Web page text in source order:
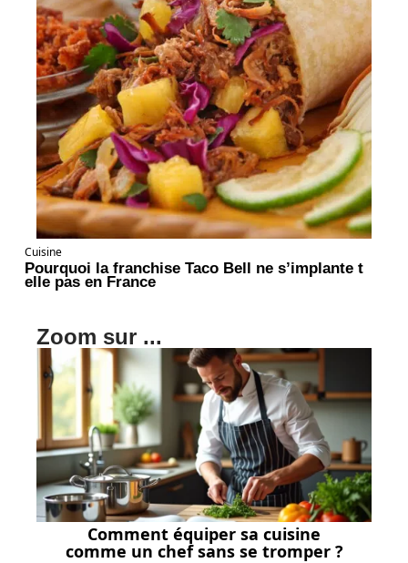
Cuisine
Pourquoi la franchise Taco Bell ne s’implante t
elle pas en France
Zoom sur ...
Comment équiper sa cuisine
comme un chef sans se tromper ?